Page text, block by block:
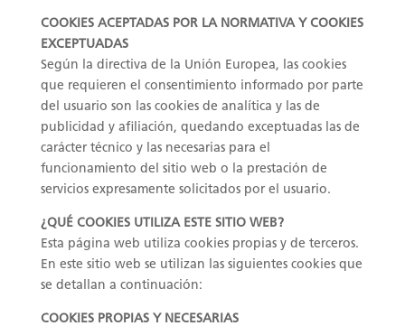
COOKIES ACEPTADAS POR LA NORMATIVA Y COOKIES
EXCEPTUADAS
Según la directiva de la Unión Europea, las cookies
que requieren el consentimiento informado por parte
del usuario son las cookies de analítica y las de
publicidad y afiliación, quedando exceptuadas las de
carácter técnico y las necesarias para el
funcionamiento del sitio web o la prestación de
servicios expresamente solicitados por el usuario.
¿QUÉ COOKIES UTILIZA ESTE SITIO WEB?
Esta página web utiliza cookies propias y de terceros.
En este sitio web se utilizan las siguientes cookies que
se detallan a continuación:
COOKIES PROPIAS Y NECESARIAS